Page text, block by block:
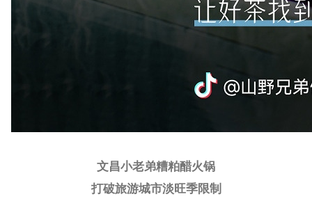
文昌小老弟糟粕醋火锅
打破旅游城市淡旺季限制